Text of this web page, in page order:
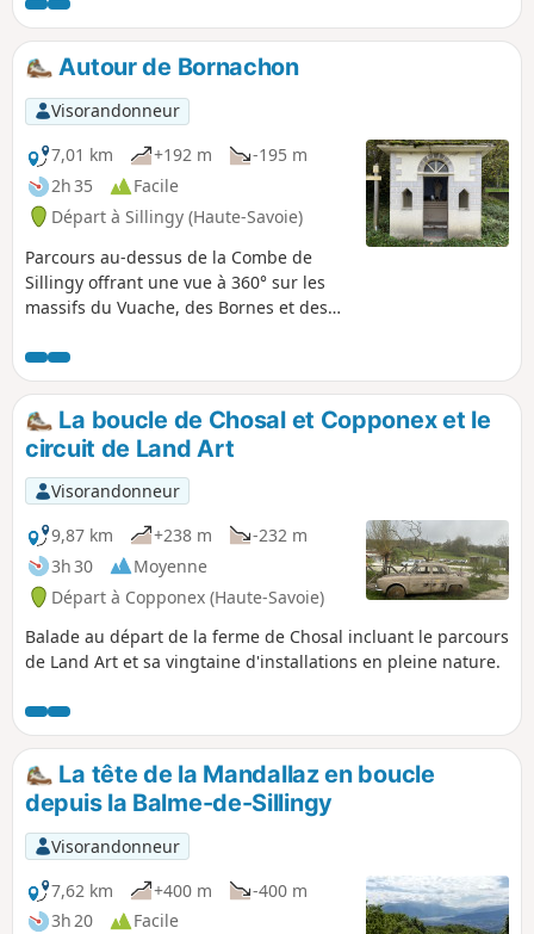
Autour de Bornachon
Visorandonneur
7,01 km
+192 m
-195 m
2h 35
Facile
Départ à Sillingy (Haute-Savoie)
Parcours au-dessus de la Combe de
Sillingy offrant une vue à 360° sur les
massifs du Vuache, des Bornes et des
Bornachon est l'emplacement
exceptionnel pour visualiser tous ces
massifs.La boucle de Chosal et Copponex et le
circuit de Land Art
Visorandonneur
9,87 km
+238 m
-232 m
3h 30
Moyenne
Départ à Copponex (Haute-Savoie)
Balade au départ de la ferme de Chosal incluant le parcours
de Land Art et sa vingtaine d'installations en pleine nature.
La tête de la Mandallaz en boucle
depuis la Balme-de-Sillingy
Visorandonneur
7,62 km
+400 m
-400 m
3h 20
Facile